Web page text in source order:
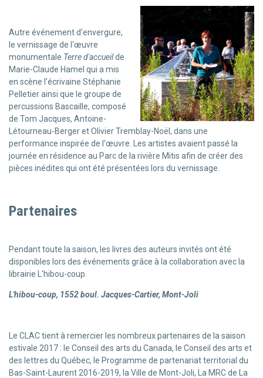
Autre événement d'envergure,
le vernissage de l'œuvre
monumentale Terre d'accueilde
Marie-Claude Hamel qui a mis
en scène l'écrivaine Stéphanie
Pelletier ainsi que le groupe de
percussions Bascaille, composé
de Tom Jacques, Antoine-
Létourneau-Berger et Olivier Tremblay-Noël, dans une
performance inspirée de l'œuvre. Les artistes avaient passé la
journée en résidence au Parc de la rivière Mitis afin de créer des
pièces inédites qui ont été présentées lors du vernissage.
Partenaires
Pendant toute la saison, les livres des auteurs invités ont été
disponibles lors des événements grâce à la collaboration avec la
librairie L'hibou-coup.
L'hibou-coup, 1552 boul. Jacques-Cartier, Mont-Joli
Le CLAC tient à remercier les nombreux partenaires de la saison
estivale 2017 : le Conseil des arts du Canada, le Conseil des arts et
des lettres du Québec, le Programme de partenariat territorial du
Bas-Saint-Laurent 2016-2019, la Ville de Mont-Joli, La MRC de La